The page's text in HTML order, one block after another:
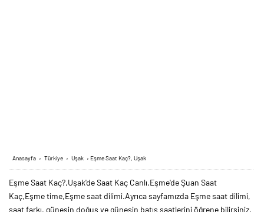
Anasayfa › Türkiye › Uşak › Eşme Saat Kaç?, Uşak
Eşme Saat Kaç?,Uşak'de Saat Kaç Canlı,Eşme'de Şuan Saat
Kaç,Eşme time,Eşme saat dilimi.Ayrıca sayfamızda Eşme saat dilimi,
saat farkı, güneşin doğuş ve güneşin batış saatlerini öğrene bilirsiniz.